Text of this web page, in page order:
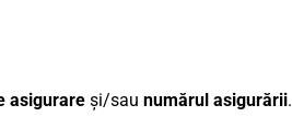
asigurareși/sau numărul asigurării.